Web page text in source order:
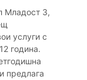
Младост 3,
услуги с
година.
предлага